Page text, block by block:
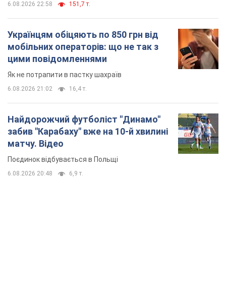
6.08.2026 22:58 151,7 т.
Українцям обіцяють по 850 грн від
мобільних операторів: що не так з
цими повідомленнями
Як не потрапити в пастку шахраїв
6.08.2026 21:02 16,4 т.
Найдорожчий футболіст "Динамо"
забив "Карабаху" вже на 10-й хвилині
матчу. Відео
Поєдинок відбувається в Польщі
6.08.2026 20:48 6,9 т.